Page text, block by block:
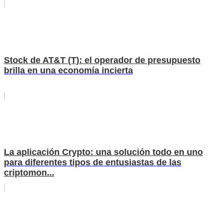
Stock de AT&T (T): el operador de presupuesto
brilla en una economía incierta
La aplicación Crypto: una solución todo en uno
para diferentes tipos de entusiastas de las
criptomon...